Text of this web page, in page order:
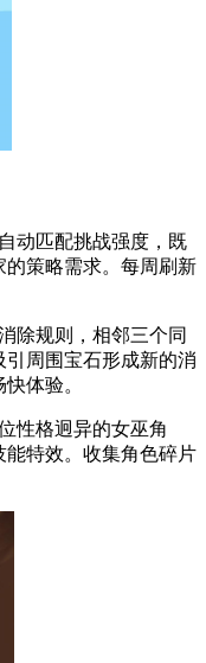
动匹配挑战强度，既
策略需求。每周刷新
除规则，相邻三个同
周围宝石形成新的消
体验。
性格迥异的女巫角
特效。收集角色碎片